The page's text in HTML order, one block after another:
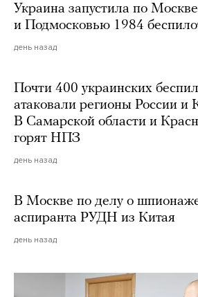
Украина запустила по Москве
и Подмосковью 1984
день назад
Почти 400 украинских
атаковали регионы России и
В Самарской области и
горят НПЗ
день назад
В Москве по делу о
аспиранта РУДН из Китая
день назад